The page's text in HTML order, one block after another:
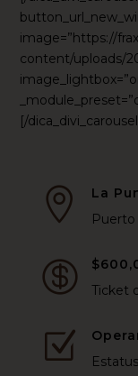
image=”https://
content/uploads/
[/

La
Puerto

Ticket
Z